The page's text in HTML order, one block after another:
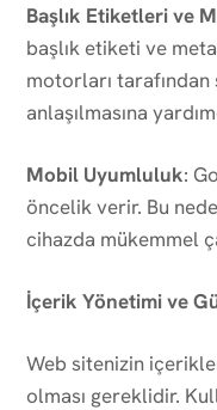
Başlık Etiketleri ve
başlık etiketi ve meta
motorları tarafından
anlaşılmasına
Mobil Uyumluluk:
öncelik verir. Bu
cihazda mükemmel
İçerik Yönetimi ve
Web sitenizin
olması gereklidir.